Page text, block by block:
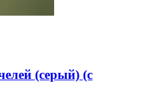
(серый) (с